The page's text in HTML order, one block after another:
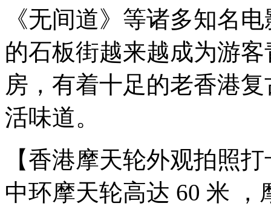
《无间道》等诸多知名
的石板街越来越成为游
房，有着十足的老香港
活味道。
【香港摩天轮外观拍照
中环摩天轮高达 60 米